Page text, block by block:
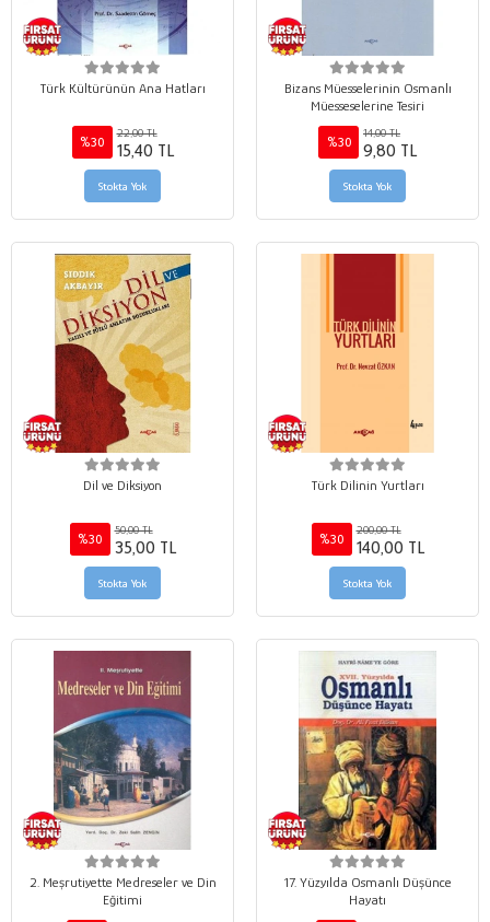
Türk Kültürünün Ana Hatları
%30
22,00 TL
15,40 TL
Stokta Yok
Bizans Müesselerinin Osmanlı
Müesseselerine Tesiri
%30
14,00 TL
9,80 TL
Stokta Yok
Dil ve Diksiyon
%30
50,00 TL
35,00 TL
Stokta Yok
Türk Dilinin Yurtları
%30
200,00 TL
140,00 TL
Stokta Yok
2. Meşrutiyette Medreseler ve Din
Eğitimi
17. Yüzyılda Osmanlı Düşünce
Hayatı